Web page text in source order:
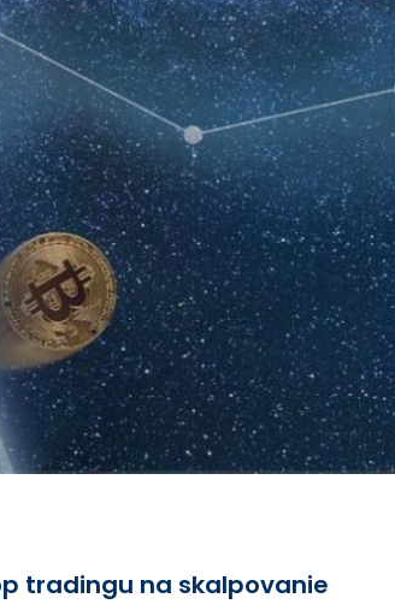
tradingu na skalpovanie